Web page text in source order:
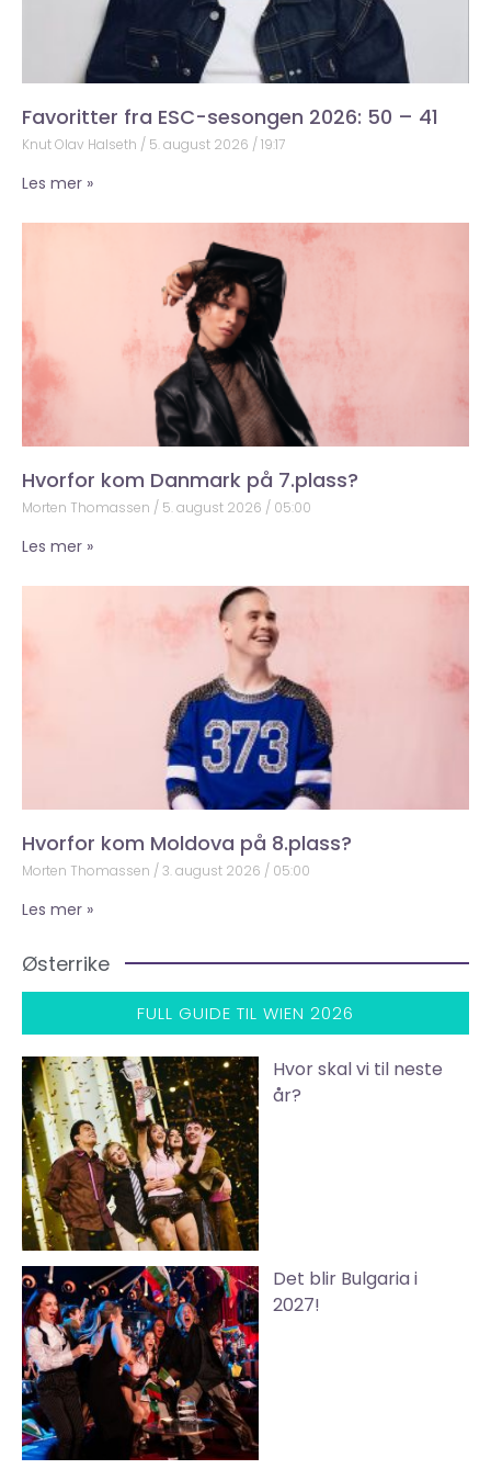
Favoritter fra ESC-sesongen 2026: 50 – 41
Knut Olav Halseth 5. august 2026 19:17
Les mer »
Hvorfor kom Danmark på 7.plass?
Morten Thomassen 5. august 2026 05:00
Les mer »
Hvorfor kom Moldova på 8.plass?
Morten Thomassen 3. august 2026 05:00
Les mer »
Østerrike
FULL GUIDE TIL WIEN 2026
Hvor skal vi til neste
år?
Det blir Bulgaria i
2027!